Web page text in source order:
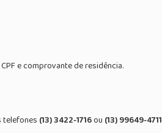
CPF e comprovante de residência.
telefones (13) 3422-1716ou (13) 99649-4711